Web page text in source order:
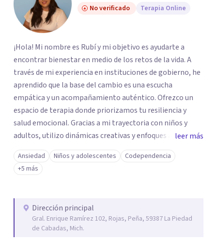
No verificado Terapia Online
¡Hola! Mi nombre es Rubí y mi objetivo es ayudarte a
encontrar bienestar en medio de los retos de la vida. A
través de mi experiencia en instituciones de gobierno, he
aprendido que la base del cambio es una escucha
empática y un acompañamiento auténtico. ​Ofrezco un
espacio de terapia donde priorizamos tu resiliencia y
salud emocional. Gracias a mi trayectoria con niños y
adultos, utilizo dinámicas creativas y enfoques adaptados
a tus necesidades específicas. Estoy aquí para escucharte
y brindarte las herramientas necesarias para fortalecer
tu paz mental.
leer más
Ansiedad Niños y adolescentes
Codependencia
+5 más
Dirección principal
Gral. Enrique Ramírez 102, Rojas, Peña, 59387 La Piedad
de Cabadas, Mich.